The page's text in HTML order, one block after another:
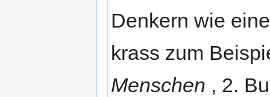
Denkern wie
krass zum
Menschen , 2.